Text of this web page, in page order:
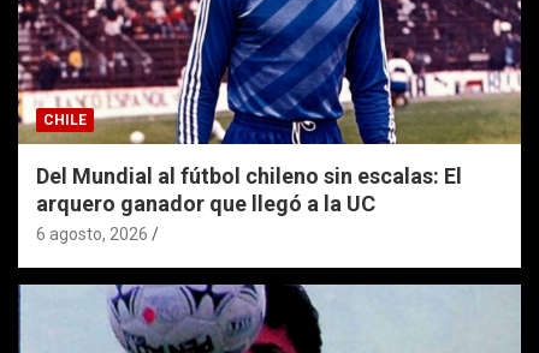
CHILE
Del Mundial al fútbol chileno sin escalas: El
arquero ganador que llegó a la UC
6 agosto, 2026